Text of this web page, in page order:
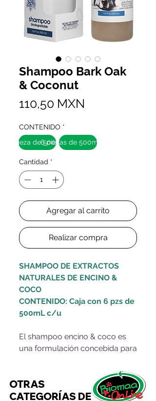
Shampoo Bark Oak
& Coconut
110,50 MXN
CONTENIDO *
1 pieza de 500mL6 piezas de 500mL c/u
Cantidad *
Agregar al carrito
Realizar compra
SHAMPOO DE EXTRACTOS
NATURALES DE ENCINO &
COCO
CONTENIDO: Caja con 6 pzs de
500mL c/u
El shampoo encino & coco es
una formulación concebida para
relajante y reparador, que mitiga
la resequedad, la piel agrietada,
desinflama, promoviendo la
OTRAS
CATEGORÍAS DE